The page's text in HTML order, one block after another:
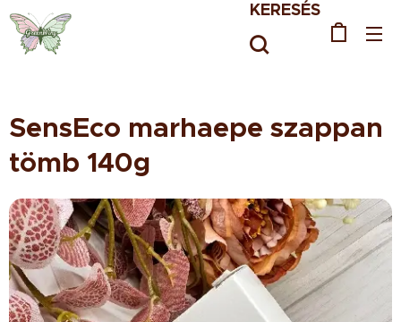
KERESÉS
SensEco marhaepe szappan
tömb 140g